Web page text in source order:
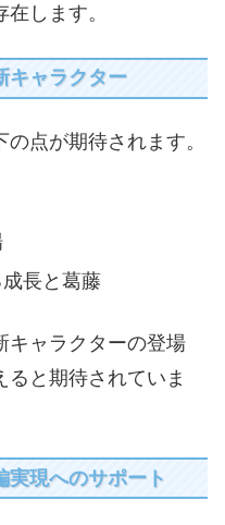
します。
キャラクター
点が期待されます。
長と葛藤
キャラクターの登場
ると期待されていま
実現へのサポート